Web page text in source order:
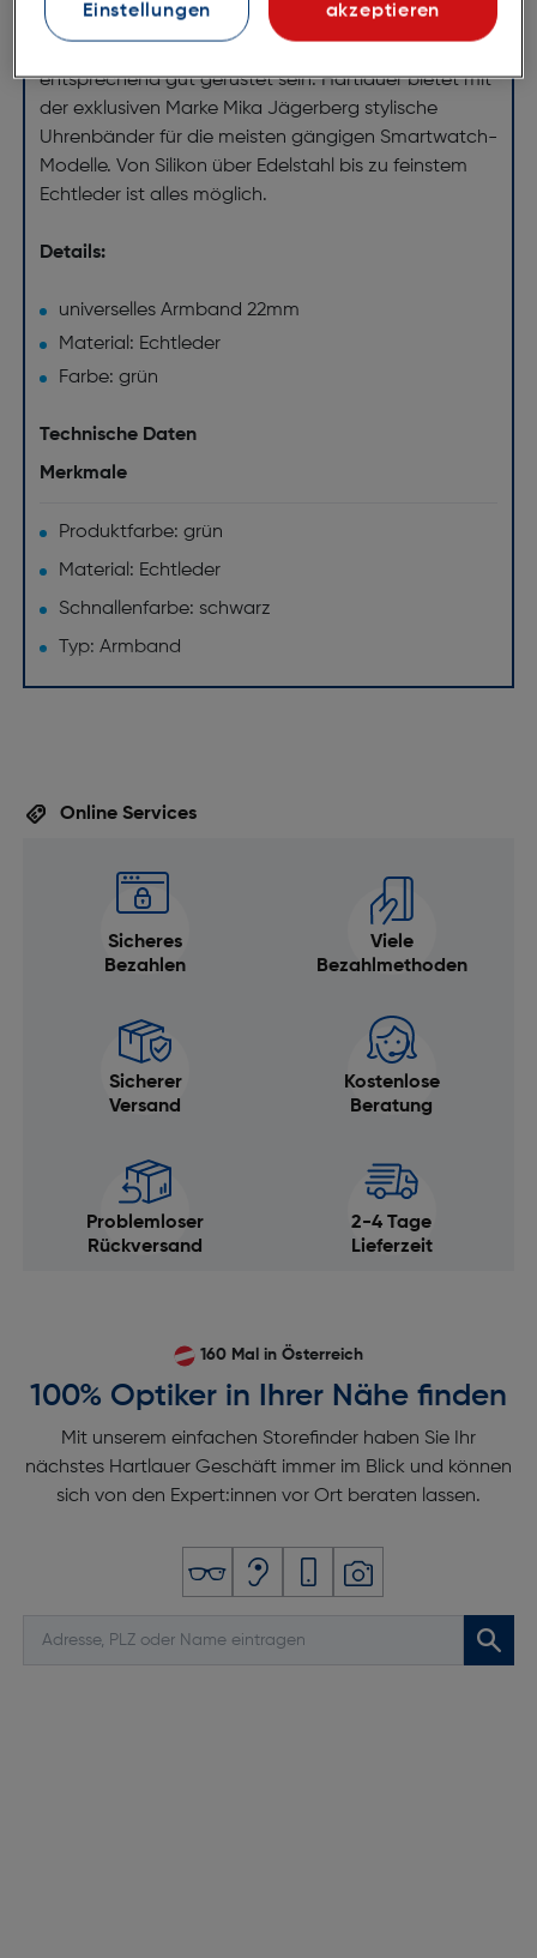
Wer eine schöne Smartwatch sein eigen nennt, will
entsprechend gut gerüstet sein. Hartlauer bietet mit
der exklusiven Marke Mika Jägerberg stylische
Uhrenbänder für die meisten gängigen Smartwatch-
Modelle. Von Silikon über Edelstahl bis zu feinstem
Echtleder ist alles möglich.
Details:
universelles Armband 22mm
Material: Echtleder
Farbe: grün
Technische Daten
Merkmale
Produktfarbe: grün
Material: Echtleder
Schnallenfarbe: schwarz
Typ: Armband
Online Services
Sicheres
Bezahlen
Viele
Bezahlmethoden
Sicherer
Versand
Kostenlose
Beratung
Problemloser
Rückversand
2-4 Tage
Lieferzeit
160 Mal in Österreich
100% Optiker in Ihrer Nähe finden
Mit unserem einfachen Storefinder haben Sie Ihr
nächstes Hartlauer Geschäft immer im Blick und können
sich von den Expert:innen vor Ort beraten lassen.
Einstellungen
akzeptieren